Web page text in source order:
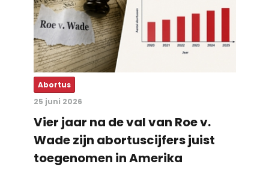
Abortus
25 juni 2026
Vier jaar na de val van Roe v.
Wade zijn abortuscijfers juist
toegenomen in Amerika